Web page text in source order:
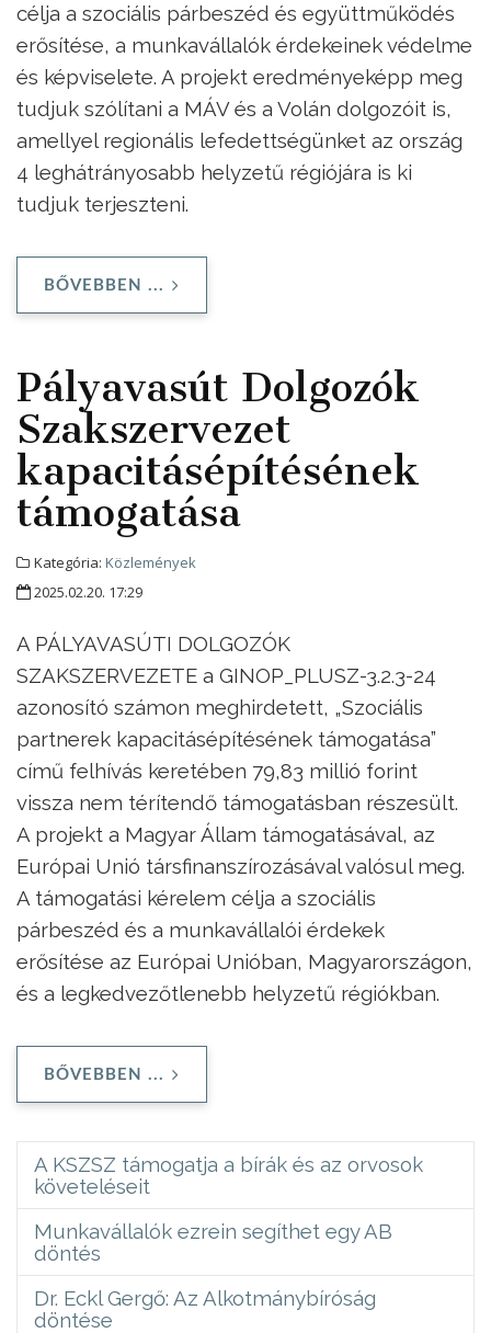
célja a szociális párbeszéd és együttműködés
erősítése, a munkavállalók érdekeinek védelme
és képviselete. A projekt eredményeképp meg
tudjuk szólítani a MÁV és a Volán dolgozóit is,
amellyel regionális lefedettségünket az ország
4 leghátrányosabb helyzetű régiójára is ki
tudjuk terjeszteni.
BŐVEBBEN ...
Pályavasút Dolgozók
Szakszervezet
kapacitásépítésének
támogatása
Kategória: Közlemények
2025.02.20. 17:29
A PÁLYAVASÚTI DOLGOZÓK
SZAKSZERVEZETE a GINOP_PLUSZ-3.2.3-24
azonosító számon meghirdetett, „Szociális
partnerek kapacitásépítésének támogatása”
című felhívás keretében 79,83 millió forint
vissza nem térítendő támogatásban részesült.
A projekt a Magyar Állam támogatásával, az
Európai Unió társfinanszírozásával valósul meg.
A támogatási kérelem célja a szociális
párbeszéd és a munkavállalói érdekek
erősítése az Európai Unióban, Magyarországon,
és a legkedvezőtlenebb helyzetű régiókban.
BŐVEBBEN ...
A KSZSZ támogatja a bírák és az orvosok
követeléseit
Munkavállalók ezrein segíthet egy AB
döntés
Dr. Eckl Gergő: Az Alkotmánybíróság
döntése